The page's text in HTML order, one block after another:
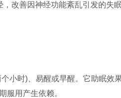
改善因神经功能紊乱引发的
小时)、易醒或早醒。它助眠
服用产生依赖。